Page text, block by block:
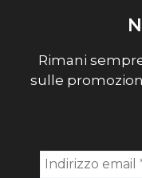
Rimani
sulle